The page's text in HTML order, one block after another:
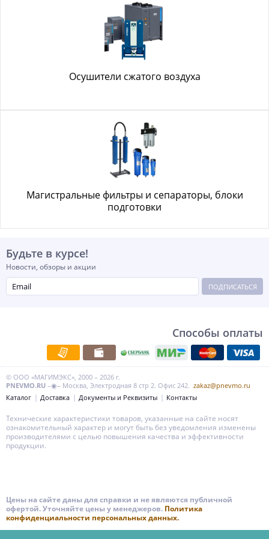
Осушители сжатого воздуха
Магистральные фильтры и сепараторы, блоки
подготовки
Будьте в курсе!
Новости, обзоры и акции
ПОДПИСАТЬСЯ
Способы оплаты
© ООО «МАГИМЭКС», 2000 – 2026 г.
PNEVMO.RU –◉– Москва, Электродная 8 стр 2. Офис 242. zakaz@pnevmo.ru
Каталог
Доставка Документы и Реквизиты Контакты
Технические характеристики товаров, указанные на сайте носят
ознакомительный характер и могут быть без уведомления изменены
производителями с целью повышения качества и эффективности
продукции.
Цены на сайте даны для справки и не являются публичной
офертой. Уточняйте цены у менеджеров. Политика
конфиденциальности персональных данных.